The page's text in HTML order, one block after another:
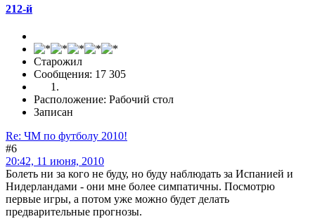
212-й
Старожил
Сообщения: 17 305
Расположение: Рабочий стол
Записан
Re: ЧМ по футболу 2010!
#6
20:42, 11 июня, 2010
Болеть ни за кого не буду, но буду наблюдать за Испанией и
Нидерландами - они мне более симпатичны. Посмотрю
первые игры, а потом уже можно будет делать
предварительные прогнозы.